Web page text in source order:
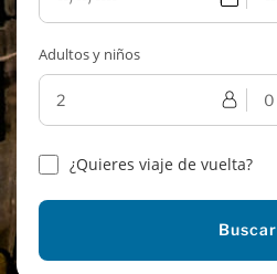
Adultos y niños
¿Quieres viaje de vuelta?
Buscar